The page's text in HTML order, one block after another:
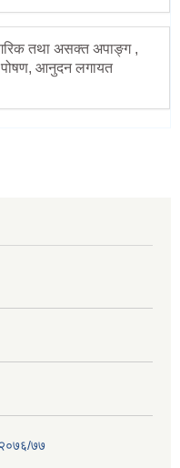
तथा असक्त अपाङ्ग ,
पोषण, आनुदन लगायत
२०७६/७७